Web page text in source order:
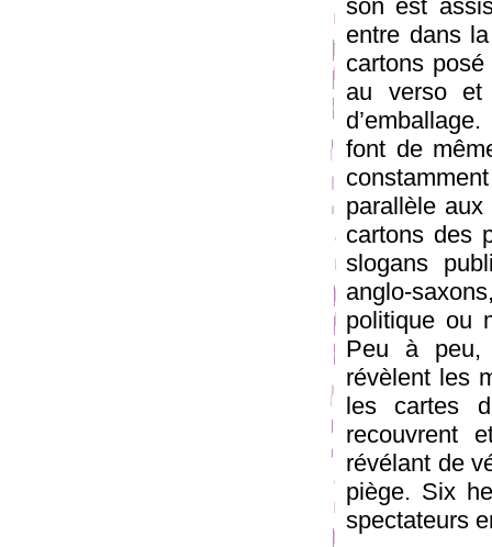
son est
entre dans
cartons
au verso
font de
parallèle
cartons des
slogans
anglo-
politique ou
Peu à peu,
révèlent les
les cartes
recouvrent
révélant de
piège. Six
spectateurs